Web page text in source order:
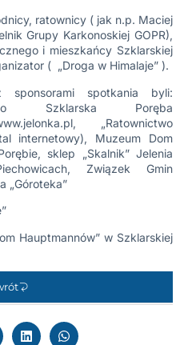
ratownicy ( jak n.p. Maciej
Grupy Karkonoskiej GOPR),
i mieszkańcy Szklarskiej
( „Droga w Himalaje” ).
sponsorami spotkania byli:
Szklarska Poręba
, „Ratownictwo
internetowy), Muzeum Dom
sklep „Skalnik” Jelenia
Związek Gmin
„Góroteka”
Hauptmannów” w Szklarskiej